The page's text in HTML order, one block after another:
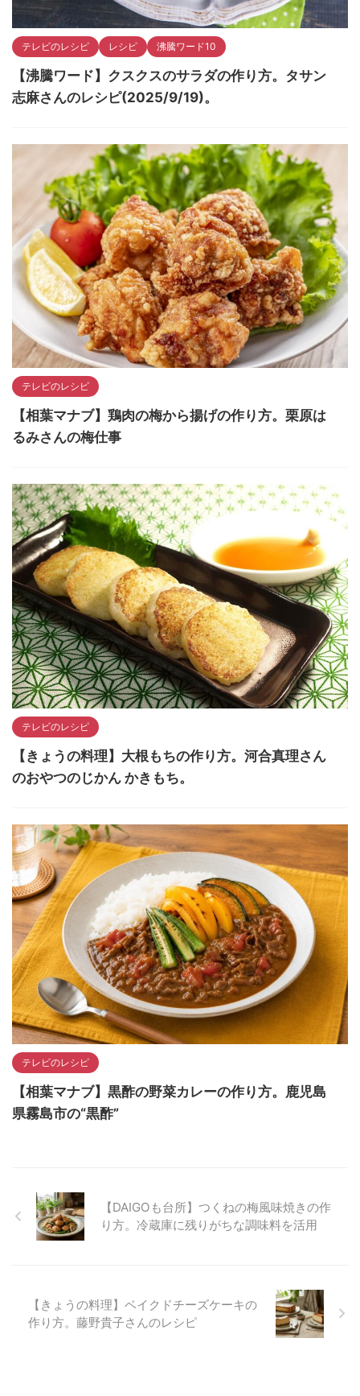
テレビのレシピ レシピ 沸騰ワード10
【沸騰ワード】クスクスのサラダの作り方。タサン
志麻さんのレシピ(2025/9/19)。
テレビのレシピ
【相葉マナブ】鶏肉の梅から揚げの作り方。栗原は
るみさんの梅仕事
テレビのレシピ
【きょうの料理】大根もちの作り方。河合真理さん
のおやつのじかん かきもち。
テレビのレシピ
【相葉マナブ】黒酢の野菜カレーの作り方。鹿児島
県霧島市の“黒酢”
【DAIGOも台所】つくねの梅風味焼きの作
り方。冷蔵庫に残りがちな調味料を活用
【きょうの料理】ベイクドチーズケーキの
作り方。藤野貴子さんのレシピ